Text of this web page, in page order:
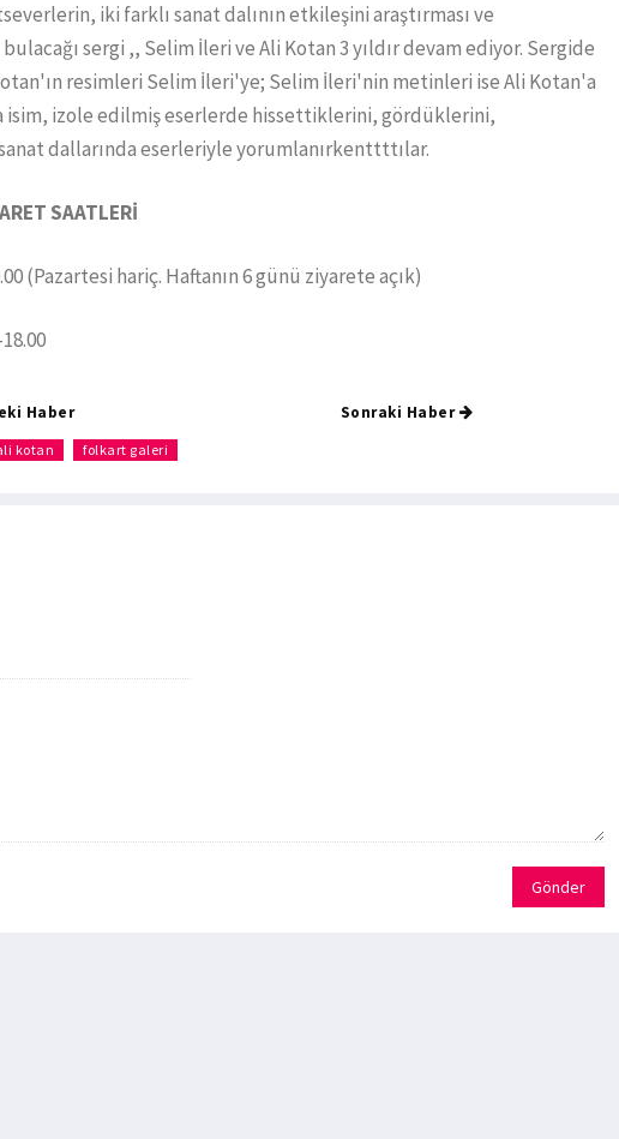
iki farklı sanat dalının etkileşini araştırması ve
sergi ,, Selim İleri ve Ali Kotan 3 yıldır devam ediyor. Sergide
resimleri Selim İleri'ye; Selim İleri'nin metinleri ise Ali Kotan'a
isim, izole edilmiş eserlerde hissettiklerini, gördüklerini,
dallarında eserleriyle yorumlanırkenttttılar.
SAATLERİ
(Pazartesi hariç. Haftanın 6 günü ziyarete açık)
Haber Sonraki Haber
kotan folkart galeri
Gönder